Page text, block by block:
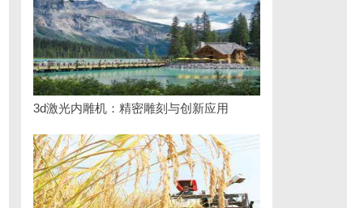
3d激光内雕机：精密雕刻与创新应用